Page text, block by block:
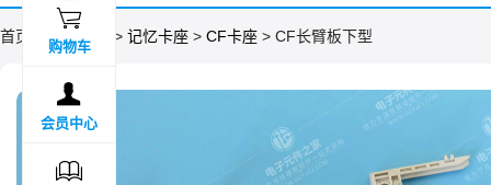
首页 > 分类目录 > 记忆卡座 > CF卡座 > CF长臂板下型

购物车

会员中心
